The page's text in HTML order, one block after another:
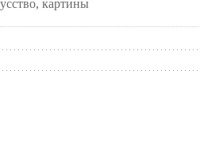
картины